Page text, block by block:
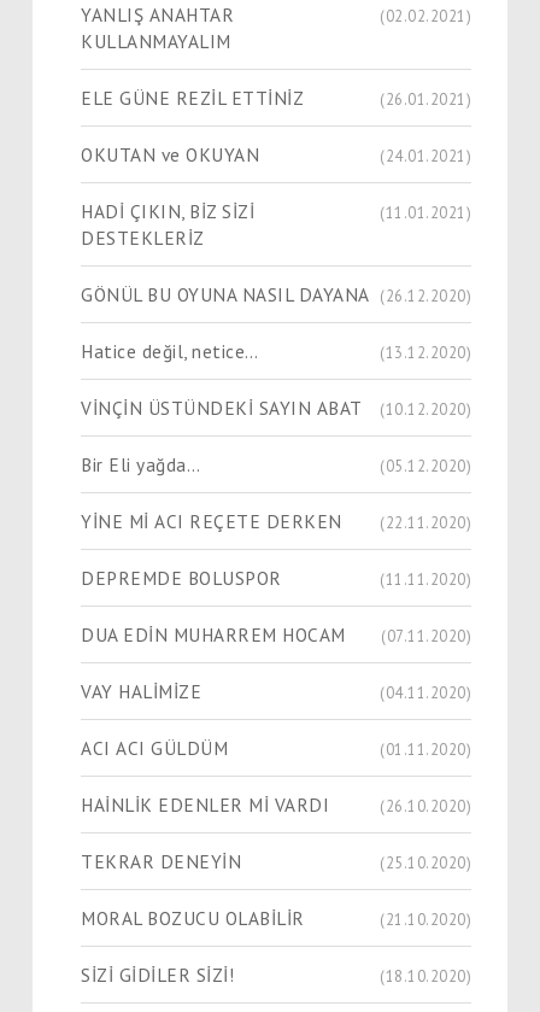
YANLIŞ ANAHTAR
KULLANMAYALIM
(02.02.2021)
ELE GÜNE REZİL ETTİNİZ (26.01.2021)
OKUTAN ve OKUYAN (24.01.2021)
HADİ ÇIKIN, BİZ SİZİ
DESTEKLERİZ
(11.01.2021)
GÖNÜL BU OYUNA NASIL DAYANA (26.12.2020)
Hatice değil, netice… (13.12.2020)
VİNÇİN ÜSTÜNDEKİ SAYIN ABAT (10.12.2020)
Bir Eli yağda… (05.12.2020)
YİNE Mİ ACI REÇETE DERKEN (22.11.2020)
DEPREMDE BOLUSPOR (11.11.2020)
DUA EDİN MUHARREM HOCAM (07.11.2020)
VAY HALİMİZE (04.11.2020)
ACI ACI GÜLDÜM (01.11.2020)
HAİNLİK EDENLER Mİ VARDI (26.10.2020)
TEKRAR DENEYİN (25.10.2020)
MORAL BOZUCU OLABİLİR (21.10.2020)
SİZİ GİDİLER SİZİ! (18.10.2020)